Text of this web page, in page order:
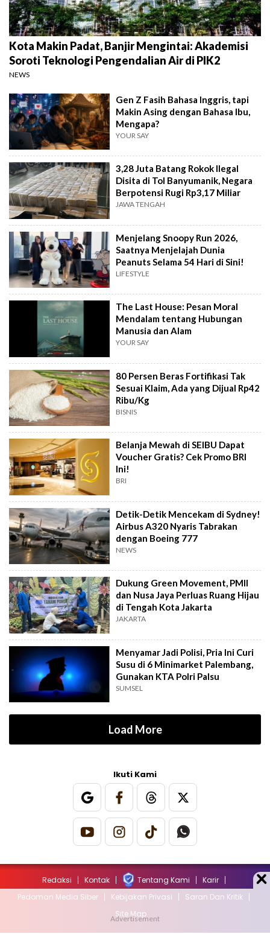
Kota Makin Padat, Banjir Mengintai: Akademisi
Soroti Teknologi Pengendalian Air di PIK2
NEWS
Gen Z Fasih Bahasa Inggris, tapi
Makin Asing dengan Bahasa Ibu,
Mengapa?
YOUR SAY
3,28 Juta Batang Rokok Ilegal
Disita di Tol Banyumanik, Negara
Berpotensi Rugi Rp3,17 Miliar
JAWA TENGAH
Menjelang Snoopy Run 2026,
Saatnya Menjelajah Dunia
Peanuts Selama 54 Hari di Sini!
LIFESTYLE
The Last House: Pesan Moral
Mendalam tentang Hubungan
Manusia dan Alam
YOUR SAY
80 Persen Beras Fortifikasi Tak
Sesuai Klaim, Ada yang Dijual Rp42
Ribu/Kg
BISNIS
Belanja Mewah di SEIBU Dapat
Voucher Gratis? Cek Promo BRI
Ini!
BRI
Detik-Detik Mencekam di Sydney!
Airbus A320 Nyaris Tabrakan
dengan Boeing 777
NEWS
Dukung Green Movement, PMII
dan Nusa Jaya Perluas Ruang Hijau
di Tengah Kota Jakarta
JAKARTA
Menyamar Jadi Polisi, Pria Ini Curi
Susu di 6 Minimarket Palembang,
Gunakan KTA Polri Palsu
SUMSEL
Load More
Ikuti Kami
Redaksi Kontak Tentang Kami
Karir
Pedoman Media Siber
Kebijakan Privasi
Saran Dan Kritik
Site Map